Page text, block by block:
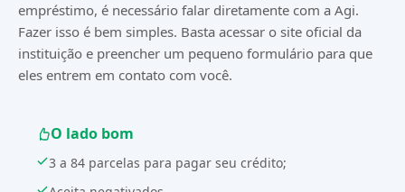
empréstimo, é necessário falar diretamente com a Agi.
Fazer isso é bem simples. Basta acessar o site oficial da
instituição e preencher um pequeno formulário para que
eles entrem em contato com você.
O lado bom
3 a 84 parcelas para pagar seu crédito;